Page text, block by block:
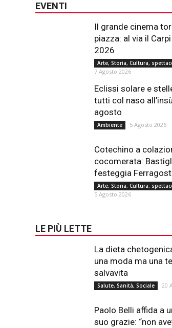
EVENTI
Il grande cinema
piazza: al via il
2026
Arte, Storia, Cultura,
7 Agosto 2026
Eclissi solare e
tutti col naso
agosto
Ambiente 5 Agosto 2026
Cotechino a
cocomerata:
festeggia
Arte, Storia, Cultura,
5 Agosto 2026
LE PIÙ LETTE
La dieta
una moda ma una
salvavita
Salute, Sanità, Sociale 20
Paolo Belli affida a
suo grazie: “non